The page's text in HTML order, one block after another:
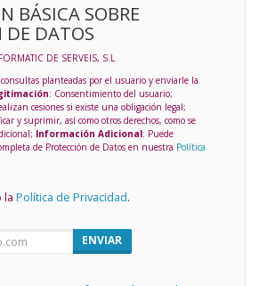
BÁSICA SOBRE
DE DATOS
DE SERVEIS, S.L
planteadas por el usuario y enviarle la
: Consentimiento del usuario;
cesiones si existe una obligación legal;
y suprimir, así como otros derechos, como se
Información Adicional: Puede
de Protección de Datos en nuestra Política
la Política de Privacidad.
ENVIAR